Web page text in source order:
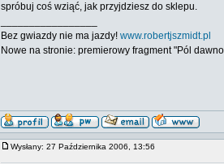
spróbuj coś wziąć, jak przyjdziesz do sklepu.
Bez gwiazdy nie ma jazdy! www.robertjszmidt.pl
Nowe na stronie: premierowy fragment "Pól
Wysłany: 27 Października 2006, 13:56